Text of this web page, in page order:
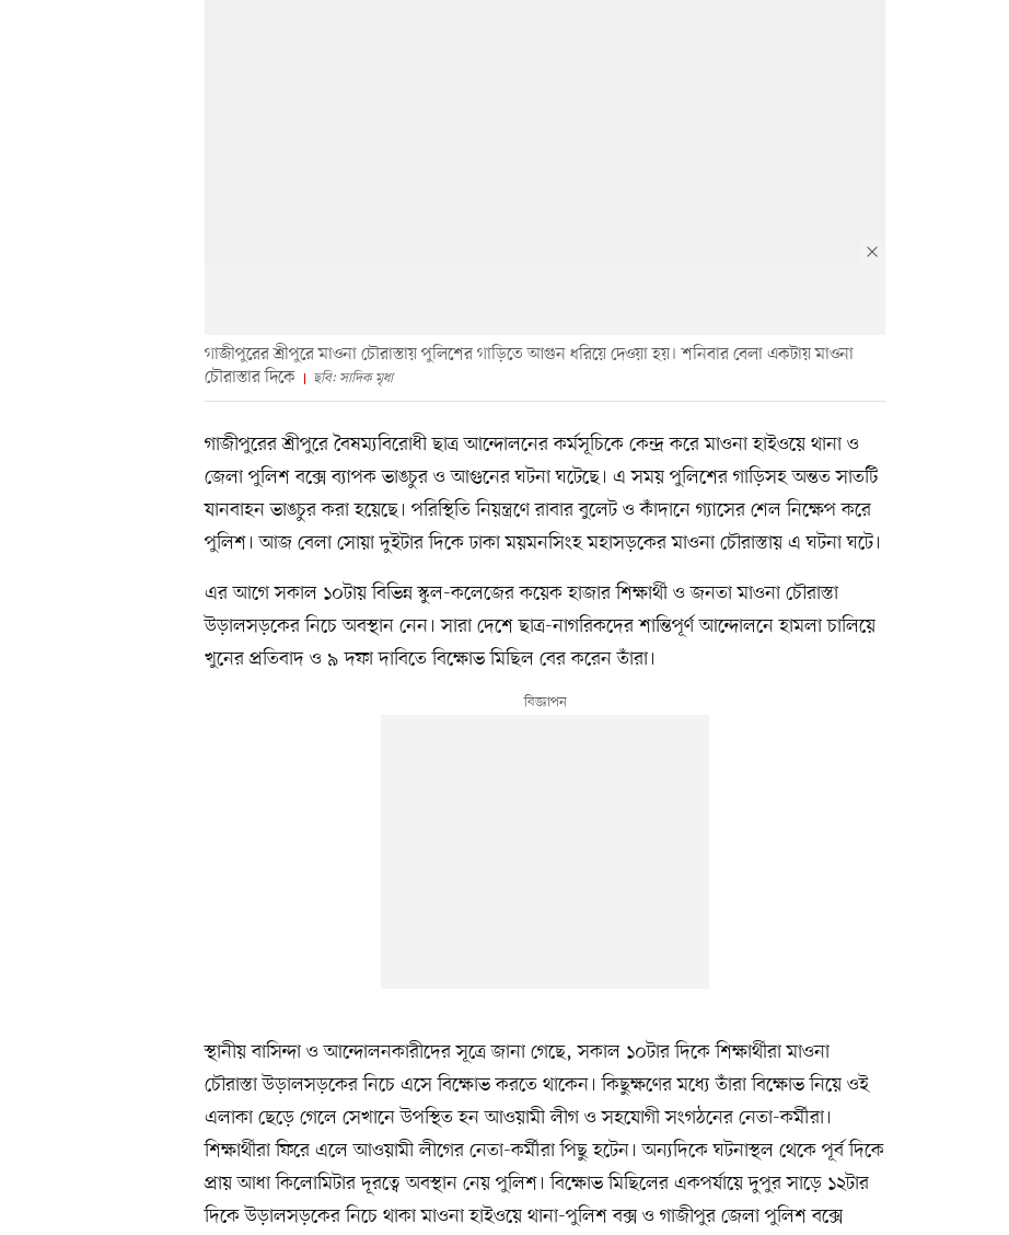
গাজীপুরের শ্রীপুরে মাওনা চৌরাস্তায় পুলিশের গাড়িতে আগুন ধরিয়ে দেওয়া হয়। শনিবার বেলা একটায় মাওনা
চৌরাস্তার দিকে
ছবি: সাদিক মৃধা
গাজীপুরের শ্রীপুরে বৈষম্যবিরোধী ছাত্র আন্দোলনের কর্মসূচিকে কেন্দ্র করে মাওনা হাইওয়ে থানা ও
জেলা পুলিশ বক্সে ব্যাপক ভাঙচুর ও আগুনের ঘটনা ঘটেছে। এ সময় পুলিশের গাড়িসহ অন্তত সাতটি
যানবাহন ভাঙচুর করা হয়েছে। পরিস্থিতি নিয়ন্ত্রণে রাবার বুলেট ও কাঁদানে গ্যাসের শেল নিক্ষেপ করে
পুলিশ। আজ বেলা সোয়া দুইটার দিকে ঢাকা ময়মনসিংহ মহাসড়কের মাওনা চৌরাস্তায় এ ঘটনা ঘটে।
এর আগে সকাল ১০টায় বিভিন্ন স্কুল-কলেজের কয়েক হাজার শিক্ষার্থী ও জনতা মাওনা চৌরাস্তা
উড়ালসড়কের নিচে অবস্থান নেন। সারা দেশে ছাত্র-নাগরিকদের শান্তিপূর্ণ আন্দোলনে হামলা চালিয়ে
খুনের প্রতিবাদ ও ৯ দফা দাবিতে বিক্ষোভ মিছিল বের করেন তাঁরা।
স্থানীয় বাসিন্দা ও আন্দোলনকারীদের সূত্রে জানা গেছে, সকাল ১০টার দিকে শিক্ষার্থীরা মাওনা
চৌরাস্তা উড়ালসড়কের নিচে এসে বিক্ষোভ করতে থাকেন। কিছুক্ষণের মধ্যে তাঁরা বিক্ষোভ নিয়ে ওই
এলাকা ছেড়ে গেলে সেখানে উপস্থিত হন আওয়ামী লীগ ও সহযোগী সংগঠনের নেতা-কর্মীরা।
শিক্ষার্থীরা ফিরে এলে আওয়ামী লীগের নেতা-কর্মীরা পিছু হটেন। অন্যদিকে ঘটনাস্থল থেকে পূর্ব দিকে
প্রায় আধা কিলোমিটার দূরত্বে অবস্থান নেয় পুলিশ। বিক্ষোভ মিছিলের একপর্যায়ে দুপুর সাড়ে ১২টার
দিকে উড়ালসড়কের নিচে থাকা মাওনা হাইওয়ে থানা-পুলিশ বক্স ও গাজীপুর জেলা পুলিশ বক্সে